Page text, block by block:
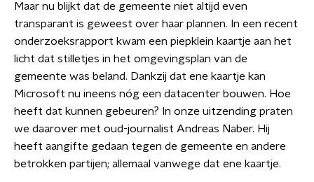
Maar nu blijkt dat de gemeente niet altijd even
transparant is geweest over haar plannen. In een recent
onderzoeksrapport kwam een piepklein kaartje aan het
licht dat stilletjes in het omgevingsplan van de
gemeente was beland. Dankzij dat ene kaartje kan
Microsoft nu ineens nóg een datacenter bouwen. Hoe
heeft dat kunnen gebeuren? In onze uitzending praten
we daarover met oud-journalist Andreas Naber. Hij
heeft aangifte gedaan tegen de gemeente en andere
betrokken partijen; allemaal vanwege dat ene kaartje.